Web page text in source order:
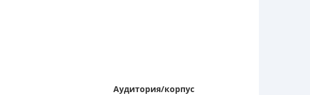
Аудитория/корпус